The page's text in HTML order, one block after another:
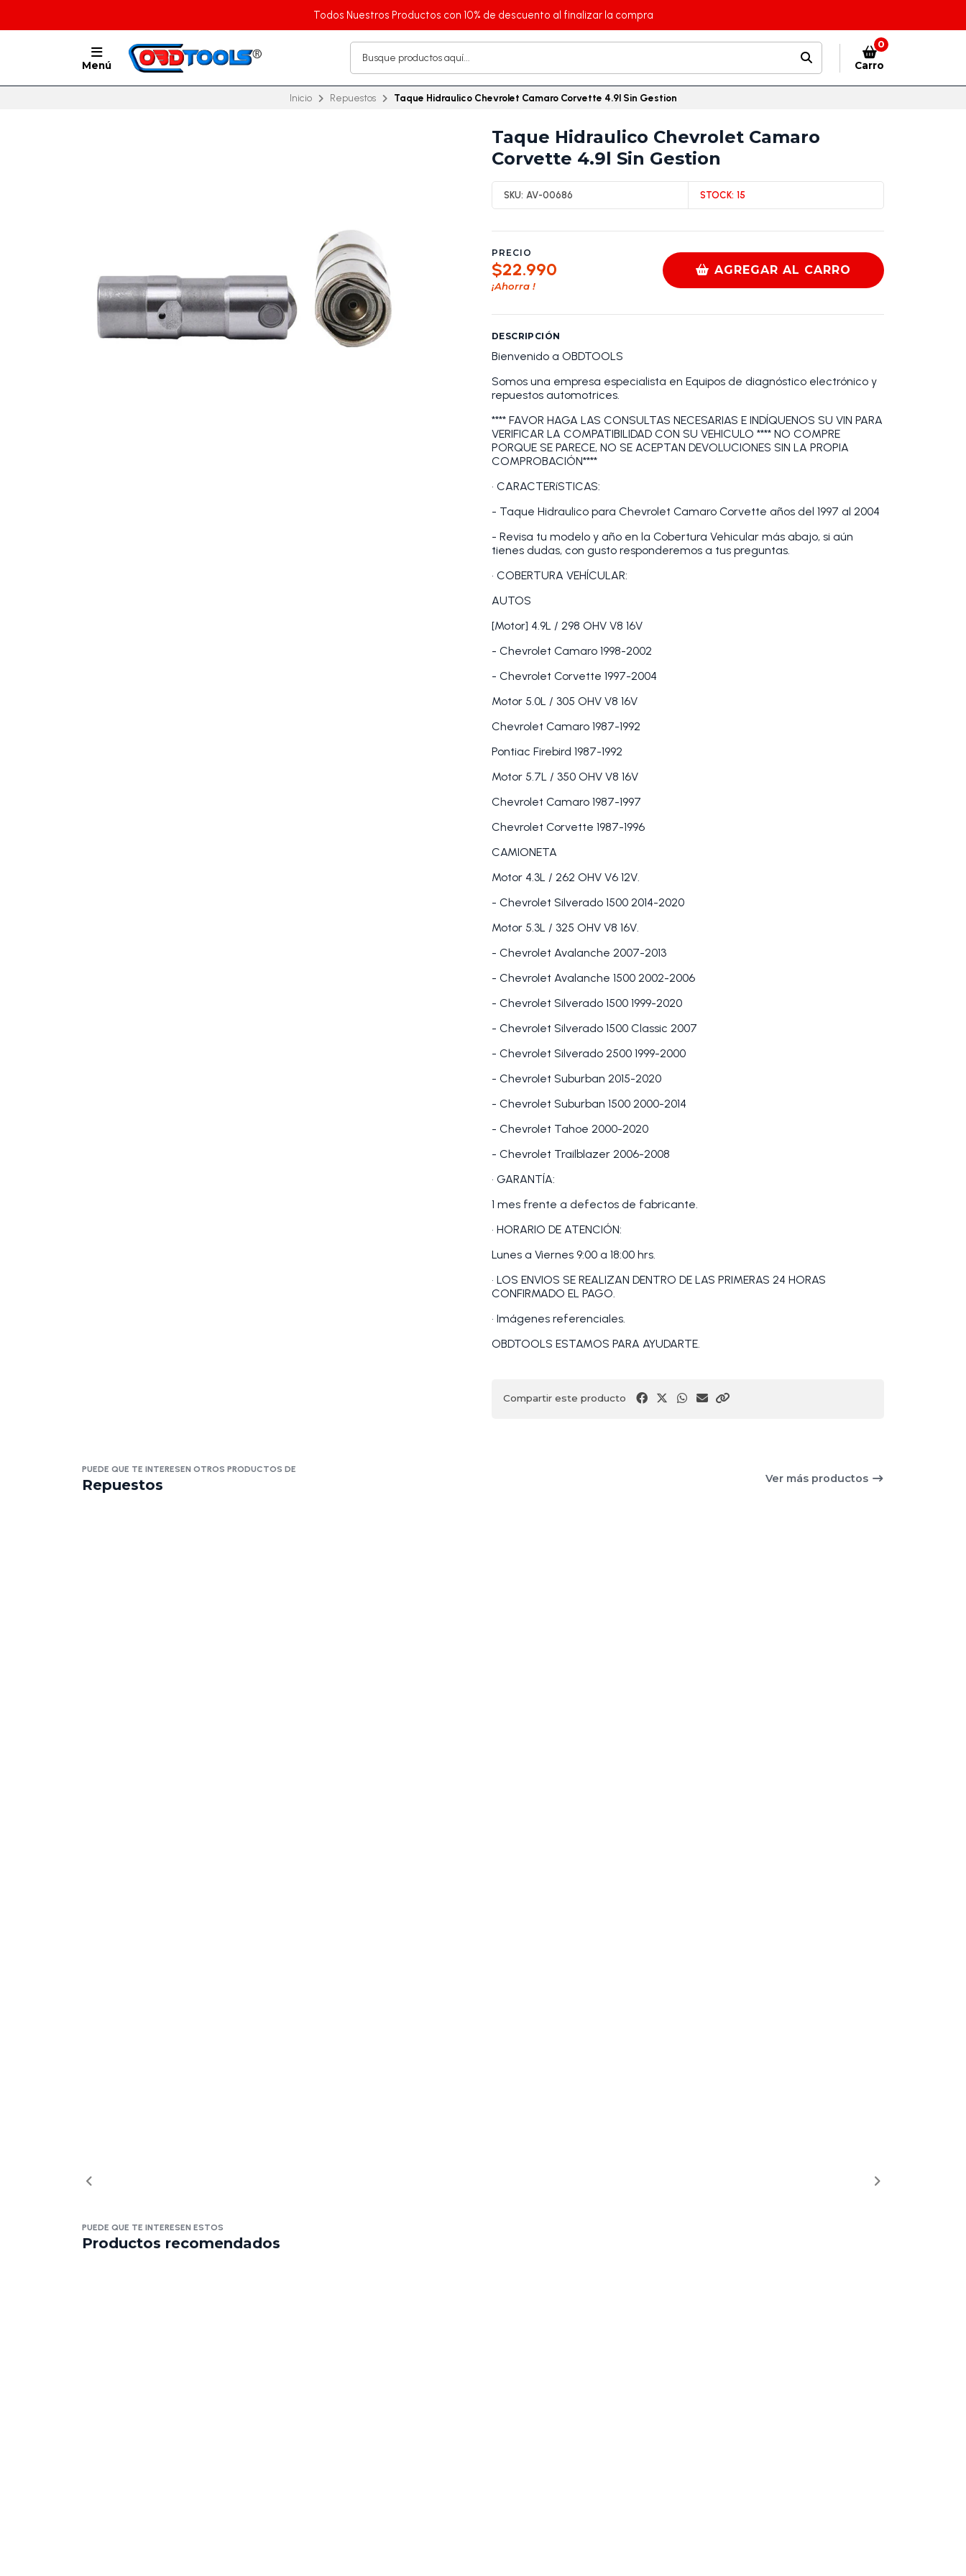
Todos Nuestros Productos con 10% de descuento al finalizar la compra
Menú
0
Carro
Inicio Repuestos Taque Hidraulico Chevrolet Camaro Corvette 4.9l Sin Gestion
Taque Hidraulico Chevrolet Camaro
Corvette 4.9l Sin Gestion
SKU: AV-00686 STOCK: 15
PRECIO
$22.990
¡Ahorra !
AGREGAR AL CARRO
DESCRIPCIÓN
Bienvenido a OBDTOOLS
Somos una empresa especialista en Equipos de diagnóstico electrónico y
repuestos automotrices.
**** FAVOR HAGA LAS CONSULTAS NECESARIAS E INDÍQUENOS SU VIN PARA
VERIFICAR LA COMPATIBILIDAD CON SU VEHICULO **** NO COMPRE
PORQUE SE PARECE, NO SE ACEPTAN DEVOLUCIONES SIN LA PROPIA
COMPROBACIÓN****
• CARACTERíSTICAS:
- Taque Hidraulico para Chevrolet Camaro Corvette años del 1997 al 2004
- Revisa tu modelo y año en la Cobertura Vehicular más abajo, si aún
tienes dudas, con gusto responderemos a tus preguntas.
• COBERTURA VEHÍCULAR:
AUTOS
[Motor] 4.9L / 298 OHV V8 16V
- Chevrolet Camaro 1998-2002
- Chevrolet Corvette 1997-2004
Motor 5.0L / 305 OHV V8 16V
Chevrolet Camaro 1987-1992
Pontiac Firebird 1987-1992
Motor 5.7L / 350 OHV V8 16V
Chevrolet Camaro 1987-1997
Chevrolet Corvette 1987-1996
CAMIONETA
Motor 4.3L / 262 OHV V6 12V.
- Chevrolet Silverado 1500 2014-2020
Motor 5.3L / 325 OHV V8 16V.
- Chevrolet Avalanche 2007-2013
- Chevrolet Avalanche 1500 2002-2006
- Chevrolet Silverado 1500 1999-2020
- Chevrolet Silverado 1500 Classic 2007
- Chevrolet Silverado 2500 1999-2000
- Chevrolet Suburban 2015-2020
- Chevrolet Suburban 1500 2000-2014
- Chevrolet Tahoe 2000-2020
- Chevrolet Trailblazer 2006-2008
• GARANTÍA:
1 mes frente a defectos de fabricante.
• HORARIO DE ATENCIÓN:
Lunes a Viernes 9:00 a 18:00 hrs.
• LOS ENVIOS SE REALIZAN DENTRO DE LAS PRIMERAS 24 HORAS
CONFIRMADO EL PAGO.
• Imágenes referenciales.
OBDTOOLS ESTAMOS PARA AYUDARTE.
Compartir este producto
PUEDE QUE TE INTERESEN OTROS PRODUCTOS DE
Repuestos Ver más productos
PUEDE QUE TE INTERESEN ESTOS
Productos recomendados